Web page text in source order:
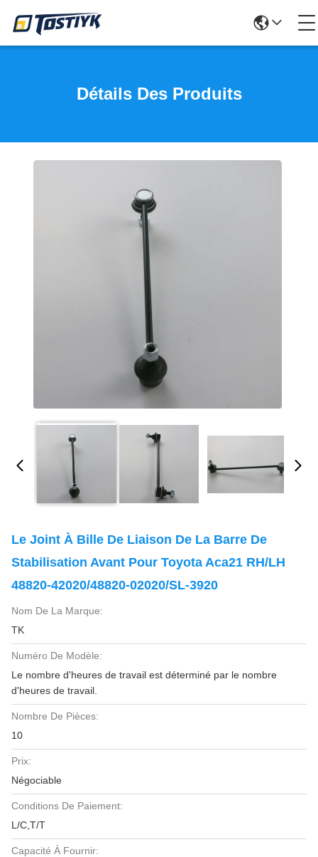
Détails Des Produits
Le Joint À Bille De Liaison De La Barre De
Stabilisation Avant Pour Toyota Aca21 RH/LH
48820-42020/48820-02020/SL-3920
Nom De La Marque:
TK
Numéro De Modèle:
Le nombre d'heures de travail est déterminé par le nombre
d'heures de travail.
Nombre De Pièces:
10
Prix:
Négociable
Conditions De Paiement:
L/C,T/T
Capacité À Fournir: